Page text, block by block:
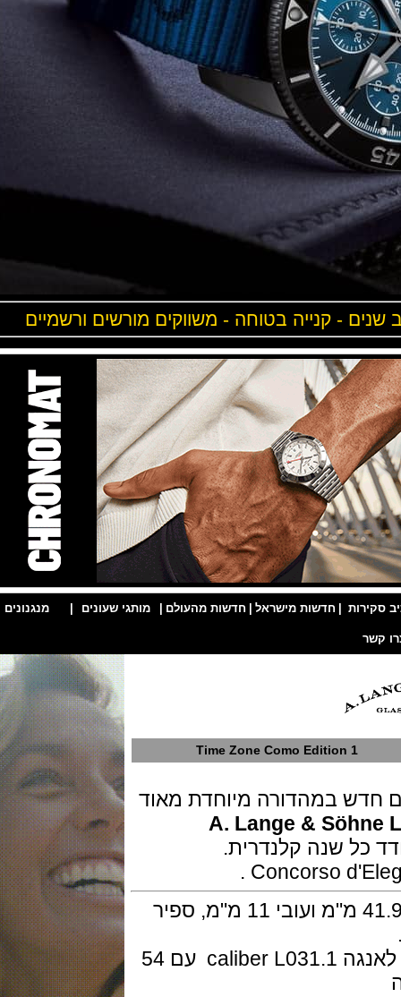
- קנייה בטוחה - משווקים מורשים ורשמיים
| חדשות מישראל | חדשות מהעולם | מותגי שעונים | מנגנונים |
במהדורה מיוחדת מאוד
A. Lange &
שנה קלנדרית.
השעון בנוי זהב לבן מלא 18K בקוטר 41.9 מ"מ ועובי 11 מ"מ, ספיר
המנגנון מתיחה ידנית ביצור עצמי של לאנגה caliber L031.1 עם 54